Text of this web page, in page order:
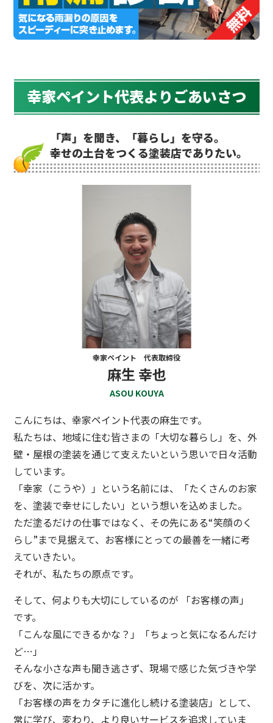
幸家ペイント代表よりごあいさつ
「声」を聞き、「暮らし」を守る。
幸せの土台をつくる塗装店でありたい。
幸家ペイント 代表取締役
麻生 幸也
ASOU KOUYA
こんにちは、幸家ペイント代表の麻生です。
私たちは、地域に住む皆さまの「大切な暮らし」を、外
壁・屋根の塗装を通じて支えたいという思いで日々活動
しています。
「幸家（こうや）」という名前には、「たくさんのお家
を、塗装で幸せにしたい」という想いを込めました。
ただ塗るだけの仕事ではなく、その先にある“笑顔のく
らし”まで見据えて、お客様にとっての最善を一緒に考
えていきたい。
それが、私たちの原点です。
そして、何よりも大切にしているのが 「お客様の声」
です。
「こんな風にできるかな？」「ちょっと気になるんだけ
ど…」
そんな小さな声も聞き逃さず、現場で感じた気づきや学
びを、次に活かす。
「お客様の声をカタチに進化し続ける塗装店」として、
常に学び、変わり、より良いサービスを追求していま